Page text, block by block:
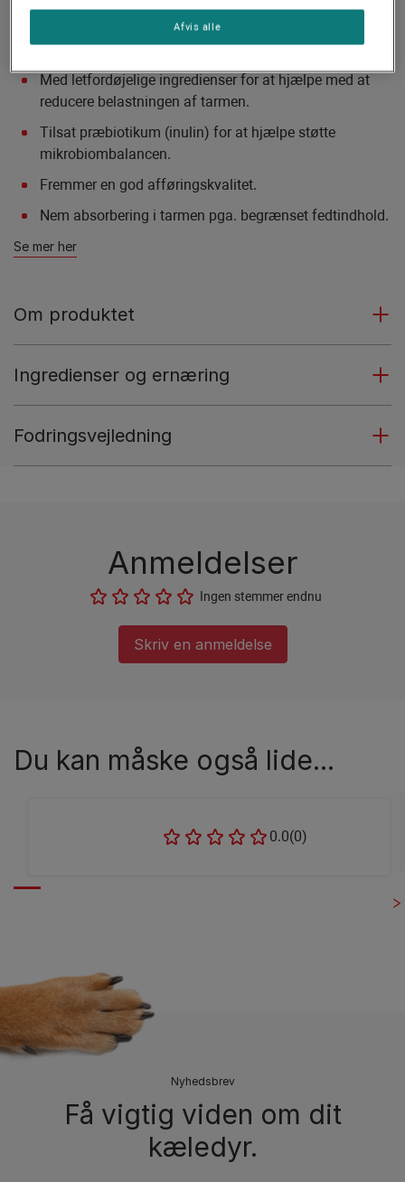
Med letfordøjelige ingredienser for at hjælpe med at
reducere belastningen af tarmen.
Tilsat præbiotikum (inulin) for at hjælpe støtte
mikrobiombalancen.
Fremmer en god afføringskvalitet.
Nem absorbering i tarmen pga. begrænset fedtindhold.
Se mer her
Om produktet
Ingredienser og ernæring
Fodringsvejledning
Anmeldelser
Ingen stemmer endnu
Skriv en anmeldelse
Du kan måske også lide...
0.0(0)
Nyhedsbrev
Få vigtig viden om dit
kæledyr.
Afvis alle